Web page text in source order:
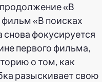
«В
«В поисках
снова фокусируется
первого фильма,
о том, как
разыскивает свою